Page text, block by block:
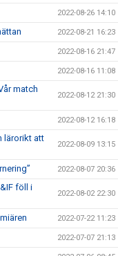
2022-08-26 14:10
2022-08-21 16:23
2022-08-16 21:47
2022-08-16 11:08
match
2022-08-12 21:30
2022-08-12 16:18
lärorikt att
2022-08-09 13:15
2022-08-07 20:36
föll i
2022-08-02 22:30
2022-07-22 11:23
2022-07-07 21:13